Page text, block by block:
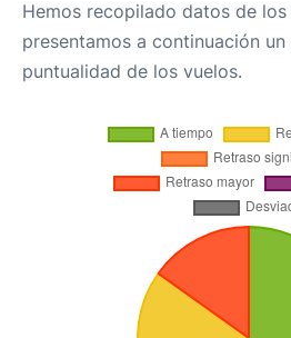
Hemos recopilado datos de
presentamos a continuación un
puntualidad de los vuelos.